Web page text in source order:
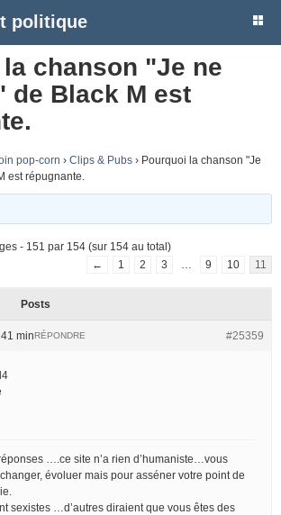
politique
chanson "Je ne
de Black M est
pop-corn › Clips & Pubs › Pourquoi la chanson "Je
est répugnante.
- 151 par 154 (sur 154 au total)
←
1 2 3 9 10 11
Posts
min #25359
RÉPONDRE
….ce site n’a rien d’humaniste…vous
évoluer mais pour asséner votre point de
sexistes …d’autres diraient que vous êtes des